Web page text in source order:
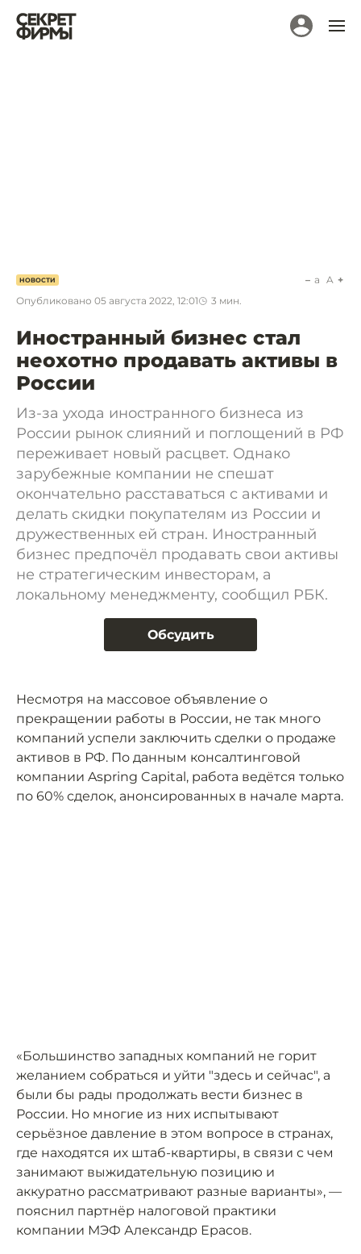
НОВОСТИ
Опубликовано 05 августа 2022, 12:01 3 мин.
a A
Иностранный бизнес стал
неохотно продавать активы в
России
Из-за ухода иностранного бизнеса из
России рынок слияний и поглощений в РФ
переживает новый расцвет. Однако
зарубежные компании не спешат
окончательно расставаться с активами и
делать скидки покупателям из России и
дружественных ей стран. Иностранный
бизнес предпочёл продавать свои активы
не стратегическим инвесторам, а
локальному менеджменту, сообщил РБК.
Обсудить
Несмотря на массовое объявление о
прекращении работы в России, не так много
компаний успели заключить сделки о продаже
активов в РФ. По данным консалтинговой
компании Aspring Capital, работа ведётся только
по 60% сделок, анонсированных в начале марта.
«Большинство западных компаний не горит
желанием собраться и уйти "здесь и сейчас", а
были бы рады продолжать вести бизнес в
России. Но многие из них испытывают
серьёзное давление в этом вопросе в странах,
где находятся их штаб-квартиры, в связи с чем
занимают выжидательную позицию и
аккуратно рассматривают разные варианты», —
пояснил партнёр налоговой практики
компании МЭФ Александр Ерасов.